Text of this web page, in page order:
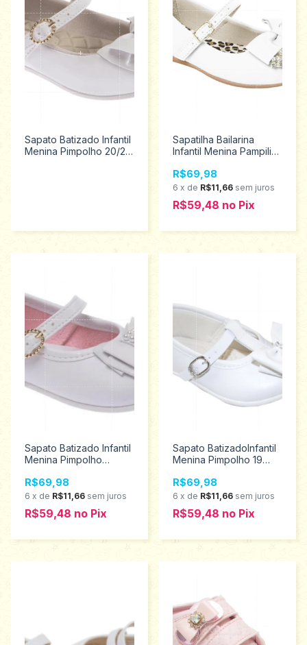
Sapato Batizado Infantil
Menina Pimpolho 20/25
Sapatilha Bailarina
Infantil Menina Pampili
188.195
R$69,98
6 x de R$11,66 sem juros
R$59,48 no Pix
Sapato Batizado Infantil
Menina Pimpolho
R$69,98
6 x de R$11,66 sem juros
R$59,48 no Pix
Sapato BatizadoInfantil
Menina Pimpolho 19
R$69,98
6 x de R$11,66 sem juros
R$59,48 no Pix